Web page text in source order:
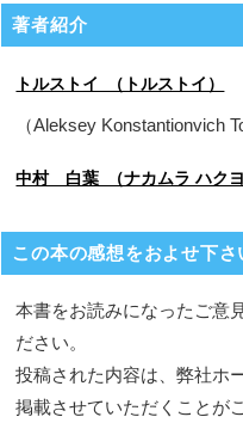
著者紹介
トルストイ （トルストイ）
（Aleksey Konstantionvich
中村 白葉 （ナカムラ ハクヨ
この本の感想をおよせ下さ
本書をお読みになったご意
ださい。
投稿された内容は、弊社ホ
掲載させていただくことが